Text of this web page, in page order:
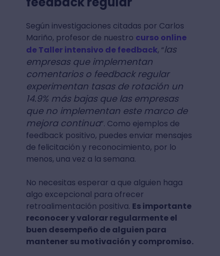
Según investigaciones citadas por Carlos
Mariño, profesor de nuestro curso online
de Taller intensivo de feedback, “las
empresas que implementan
comentarios o feedback regular
experimentan tasas de rotación un
14.9% más bajas que las empresas
que no implementan este marco de
mejora continua”. Como ejemplos de
feedback positivo, puedes enviar mensajes
de felicitación y reconocimiento, por lo
menos, una vez a la semana.
No necesitas esperar a que alguien haga
algo excepcional para ofrecer
retroalimentación positiva. Es importante
reconocer y valorar regularmente el
buen desempeño de alguien para
mantener su motivación y compromiso.